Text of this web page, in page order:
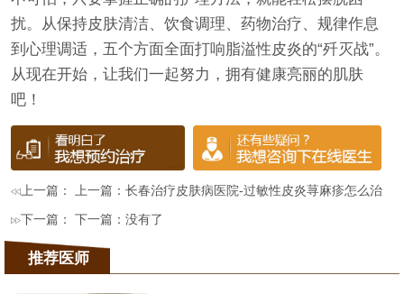
扰。从保持皮肤清洁、饮食调理、药物治疗、规律作息
到心理调适，五个方面全面打响脂溢性皮炎的“歼灭战”。
从现在开始，让我们一起努力，拥有健康亮丽的肌肤
吧！
上一篇： 上一篇：长春治疗皮肤病医院-过敏性皮炎荨麻疹怎么治
下一篇： 下一篇：没有了
推荐医师